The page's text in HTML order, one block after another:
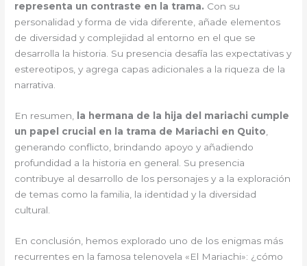
representa un contraste en la trama. Con su
personalidad y forma de vida diferente, añade elementos
de diversidad y complejidad al entorno en el que se
desarrolla la historia. Su presencia desafía las expectativas y
estereotipos, y agrega capas adicionales a la riqueza de la
narrativa.
En resumen,
la hermana de la hija del mariachi cumple
un papel crucial en la trama de Mariachi en Quito
generando conflicto, brindando apoyo y añadiendo
profundidad a la historia en general. Su presencia
contribuye al desarrollo de los personajes y a la exploración
de temas como la familia, la identidad y la diversidad
cultural.
En conclusión, hemos explorado uno de los enigmas más
recurrentes en la famosa telenovela «El Mariachi»: ¿cómo